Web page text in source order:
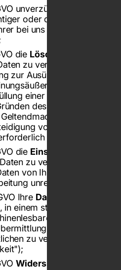
unverzüglich die
oder die
bei uns gespeicherten
die Löschung
zu verlangen, soweit
zur Ausübung des
und
einer rechtlichen
des öffentlichen
von
ist;
die Einschränkung der
zu verlangen, soweit
von Ihnen bestritten
unrechtmäßig ist;
Ihre Daten
einem strukturierten,
Format
an einen
zu verlangen
Widerspruch